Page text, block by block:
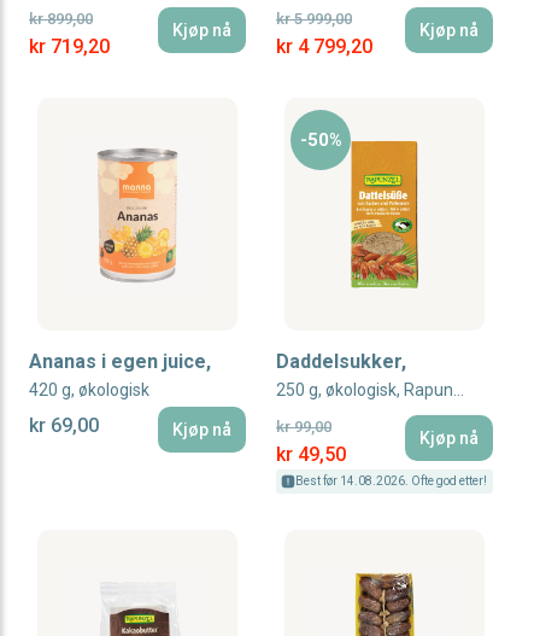
Special Price
kr 719,20
kr 899,00
Kjøp nå
Special Price
kr 4 799,20
kr 5 999,00
Kjøp nå
Ananas i egen juice,
420 g, økologisk
kr 69,00 Kjøp nå
-50%
Daddelsukker,
Special Price
kr 49,50
kr 99,00
Kjøp nå
Best før 14.08.2026. Ofte god etter!